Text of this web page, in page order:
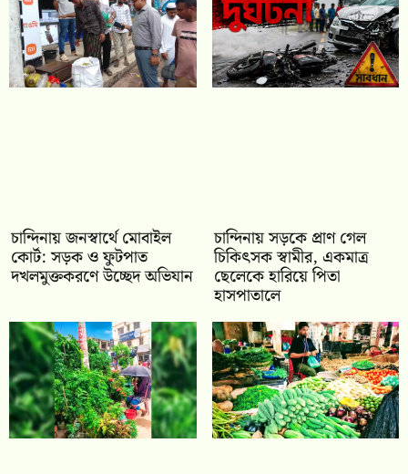
চান্দিনায় জনস্বার্থে মোবাইল
কোর্ট: সড়ক ও ফুটপাত
দখলমুক্তকরণে উচ্ছেদ অভিযান
চান্দিনায় সড়কে প্রাণ গেল
চিকিৎসক স্বামীর, একমাত্র
ছেলেকে হারিয়ে পিতা
হাসপাতালে